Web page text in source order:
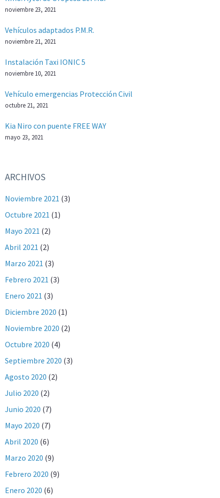
noviembre 23, 2021
Vehículos adaptados P.M.R.
noviembre 21, 2021
Instalación Taxi IONIC 5
noviembre 10, 2021
Vehículo emergencias Protección Civil
octubre 21, 2021
Kia Niro con puente FREE WAY
mayo 23, 2021
ARCHIVOS
Noviembre 2021 (3)
Octubre 2021 (1)
Mayo 2021 (2)
Abril 2021 (2)
Marzo 2021 (3)
Febrero 2021 (3)
Enero 2021 (3)
Diciembre 2020 (1)
Noviembre 2020 (2)
Octubre 2020 (4)
Septiembre 2020 (3)
Agosto 2020 (2)
Julio 2020 (2)
Junio 2020 (7)
Mayo 2020 (7)
Abril 2020 (6)
Marzo 2020 (9)
Febrero 2020 (9)
Enero 2020 (6)